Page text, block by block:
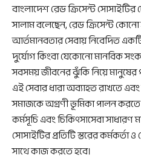
বাংলাদেশ রেড ক্রিসেন্ট
সালাম বলেছেন, রেড ক্রিসেন্ট
আর্তমানবতার সেবায় নিবেদিত
দুর্যোগ কিংবা যেকোনো মানবিক
সবসময় জীবনের ঝুঁকি নিয়ে মানুষের
এই সেবার ধারা অব্যাহত রাখতে
সমাজকে অগ্রণী ভূমিকা পালন
কর্মসূচি এবং চিকিৎসাসেবা
সোসাইটির প্রতিটি স্তরের কর্মকর্তা
সাথে কাজ করতে হবে।